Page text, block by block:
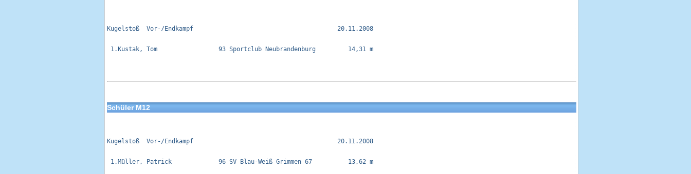
Kugelstoß  Vor-/Endkampf                                        20.11.2008
1.Kustak, Tom                 93 Sportclub Neubrandenburg         14,31 m
Schüler M12
Kugelstoß  Vor-/Endkampf                                        20.11.2008
1.Müller, Patrick             96 SV Blau-Weiß Grimmen 67          13,62 m